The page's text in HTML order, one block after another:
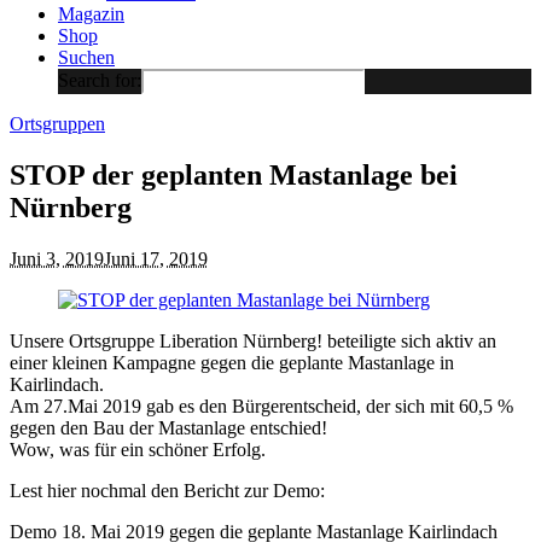
Magazin
Shop
Suchen
Search for:
Ortsgruppen
STOP der geplanten Mastanlage bei
Nürnberg
Juni 3, 2019Juni 17, 2019
Unsere Ortsgruppe Liberation Nürnberg! beteiligte sich aktiv an
einer kleinen Kampagne gegen die geplante Mastanlage in
Kairlindach.
Am 27.Mai 2019 gab es den Bürgerentscheid, der sich mit 60,5 %
gegen den Bau der Mastanlage entschied!
Wow, was für ein schöner Erfolg.
Lest hier nochmal den Bericht zur Demo:
Demo 18. Mai 2019 gegen die geplante Mastanlage Kairlindach